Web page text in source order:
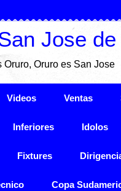
Jose
Oruro, Oruro es San Jose
Videos Ventas
Inferiores Idolos
Fixtures
Copa